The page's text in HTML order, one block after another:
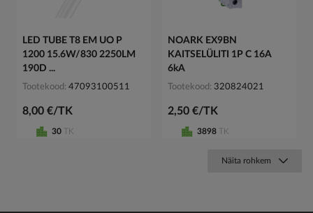
LED TUBE T8 EM UO P
1200 15.6W/830 2250LM
190D ...
Tootekood 47093100511
8,00 €/TK
30 TK
NOARK EX9BN
KAITSELÜLITI 1P C 16A
6kA
Tootekood 320824021
2,50 €/TK
3898 TK
Näita rohkem